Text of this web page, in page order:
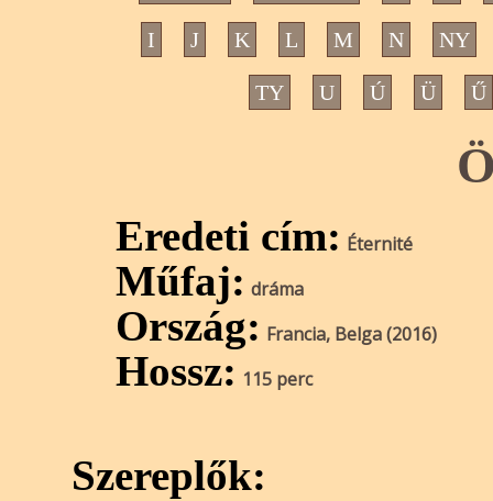
I J K L M N NY
TY U Ú Ü Ű
Eredeti cím: Éternité
Műfaj: dráma
Ország: Francia, Belga (2016)
Hossz: 115 perc
Szereplők: